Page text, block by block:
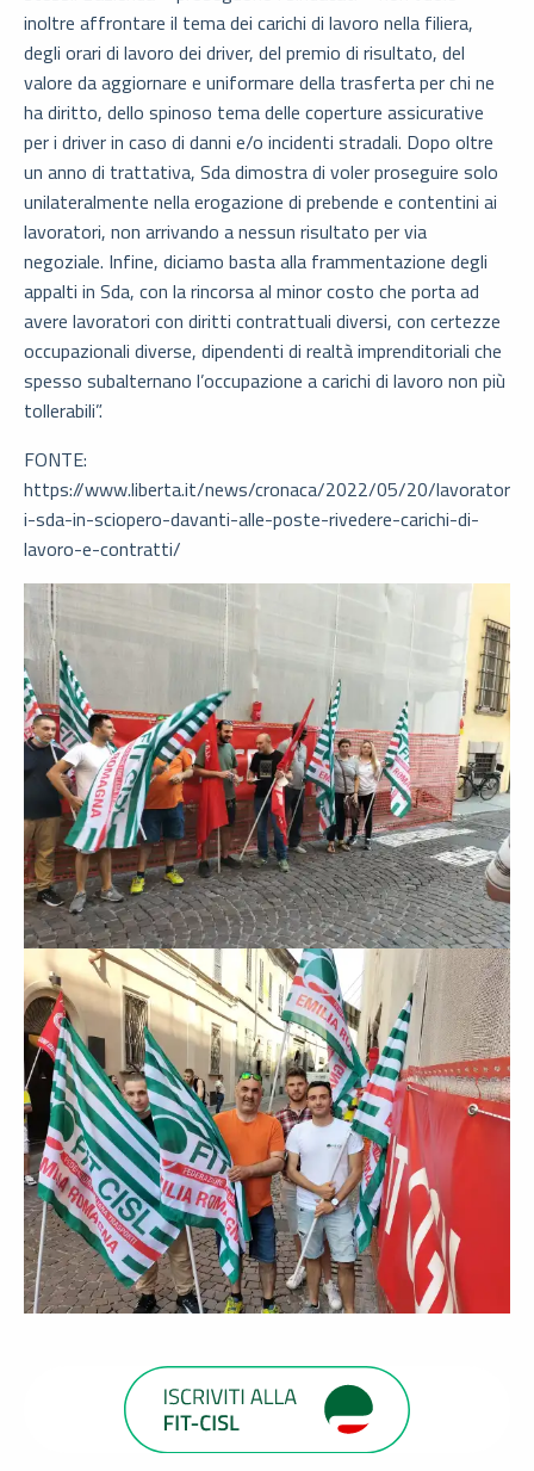
inoltre affrontare il tema dei carichi di lavoro nella filiera,
degli orari di lavoro dei driver, del premio di risultato, del
valore da aggiornare e uniformare della trasferta per chi ne
ha diritto, dello spinoso tema delle coperture assicurative
per i driver in caso di danni e/o incidenti stradali. Dopo oltre
un anno di trattativa, Sda dimostra di voler proseguire solo
unilateralmente nella erogazione di prebende e contentini ai
lavoratori, non arrivando a nessun risultato per via
negoziale. Infine, diciamo basta alla frammentazione degli
appalti in Sda, con la rincorsa al minor costo che porta ad
avere lavoratori con diritti contrattuali diversi, con certezze
occupazionali diverse, dipendenti di realtà imprenditoriali che
spesso subalternano l’occupazione a carichi di lavoro non più
tollerabili”.
FONTE:
https://www.liberta.it/news/cronaca/2022/05/20/lavorator
i-sda-in-sciopero-davanti-alle-poste-rivedere-carichi-di-
lavoro-e-contratti/